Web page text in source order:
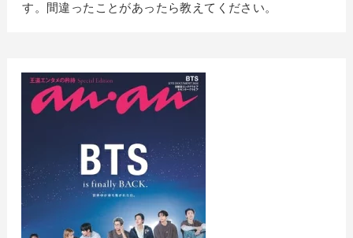
す。間違ったことがあったら教えてください。